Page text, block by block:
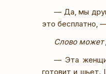
— Да, мы друг
это бесплатно,
Слово может
— Эта
готовит и шьет.